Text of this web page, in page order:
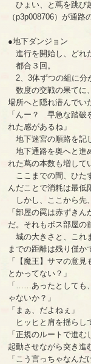
ひょい、と蔦を跳び
（p3p008706）が通路
●地下ダンジョン
進行を開始し、どれ
都合３回。
2、3体ずつの組に分
数度の交戦の果てに
場所へと隠れ潜んでい
「んー？ 早急な踏破
れた感があるね」
地下迷宮の順路を記
地下通路を奥へと進
れた蔦の本数も増して
ここまでの間、ひた
んだことで消耗は最低
しかし、ここから先
「部屋の罠は赤ずき
だ。それもボス部屋の
城の大きさと、これ
までの距離は残り僅か
「【魔王】サマの意
とかってない？」
「……あったとしても
ゃないか？」
「まぁ、だよねぇ」
ヒッヒと肩を揺らし
「正規のルートで進
起動させながら突き進
「こう言っちゃなん